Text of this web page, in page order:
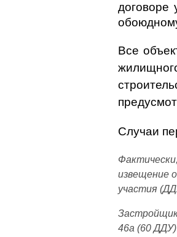
договоре
Все
Случаи
извещение
участия
46а (60